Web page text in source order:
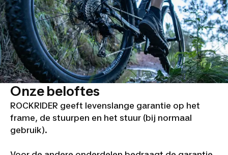
Onze beloftes
ROCKRIDER geeft levenslange garantie op het
frame, de stuurpen en het stuur (bij normaal
gebruik).